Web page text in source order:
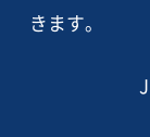
きます。